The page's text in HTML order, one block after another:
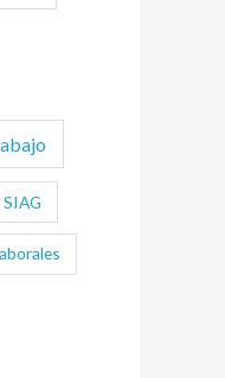
SIAG